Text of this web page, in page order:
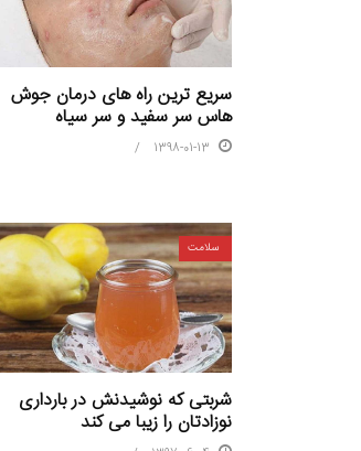
سریع ترین راه های درمان جوش
هاس سر سفید و سر سیاه
1398-01-13
سلامت
شربتی که نوشیدنش در بارداری
نوزادتان را زیبا می کند